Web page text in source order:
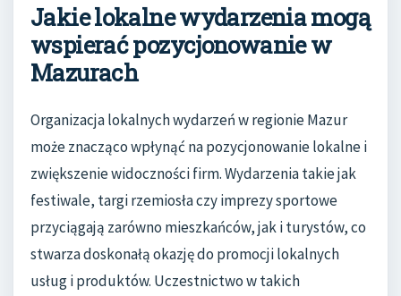
Jakie lokalne wydarzenia mogą
wspierać pozycjonowanie w
Mazurach
Organizacja lokalnych wydarzeń w regionie Mazur
może znacząco wpłynąć na pozycjonowanie lokalne i
zwiększenie widoczności firm. Wydarzenia takie jak
festiwale, targi rzemiosła czy imprezy sportowe
przyciągają zarówno mieszkańców, jak i turystów, co
stwarza doskonałą okazję do promocji lokalnych
usług i produktów. Uczestnictwo w takich